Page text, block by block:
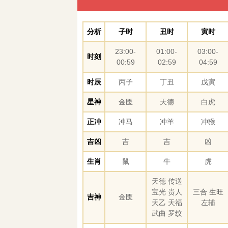
分析 子时 丑时 寅时
时刻
23:00-
00:59
01:00-
02:59
03:00-
04:59
时辰 丙子 丁丑 戊寅
星神 金匮 天德 白虎
正冲 冲马 冲羊 冲猴
吉凶 吉 吉 凶
生肖 鼠 牛 虎
吉神 金匮
天德 传送
宝光 贵人
天乙 天福
武曲 罗纹
三合 生旺
左辅